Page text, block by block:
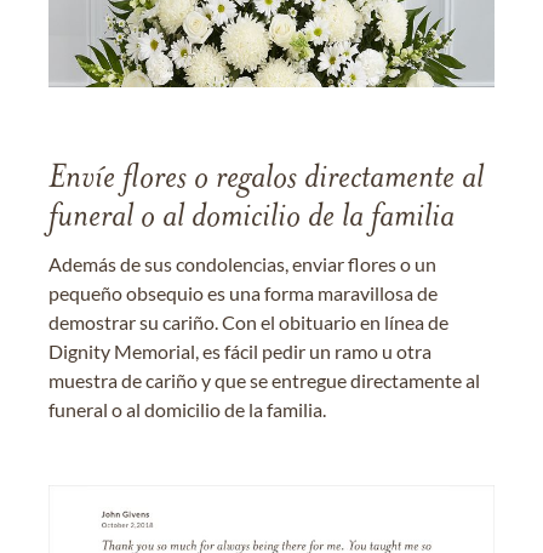
Envíe flores o regalos directamente al
funeral o al domicilio de la familia
Además de sus condolencias, enviar flores o un
pequeño obsequio es una forma maravillosa de
demostrar su cariño. Con el obituario en línea de
Dignity Memorial, es fácil pedir un ramo u otra
muestra de cariño y que se entregue directamente al
funeral o al domicilio de la familia.